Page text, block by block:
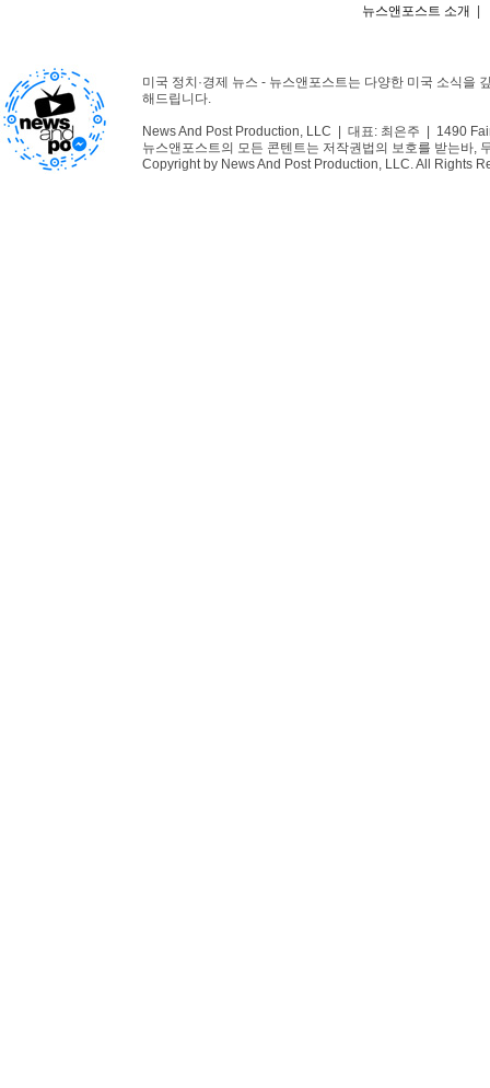
뉴스앤포스트 소개
미국 정치·경제 뉴스 - 뉴스앤포스트는 다양한 미국 소식을
해드립니다.
News And Post Production, LLC | 대표: 최은주 | 1490
뉴스앤포스트의 모든 콘텐트는 저작권법의 보호를 받는바,
Copyright by News And Post Production, LLC. All Rights